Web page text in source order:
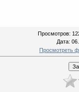
Просмотров:
Дата:
Просмотреть